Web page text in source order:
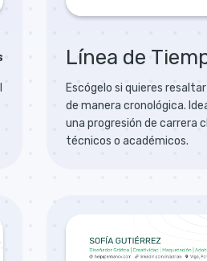
Línea de
Escógelo si quieres
de manera cronológica.
una progresión de carrera
técnicos o académicos.